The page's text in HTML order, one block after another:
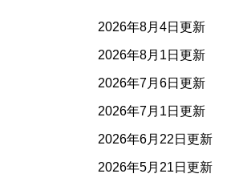
2026年8月4日更新
2026年8月1日更新
2026年7月6日更新
2026年7月1日更新
2026年6月22日更新
2026年5月21日更新